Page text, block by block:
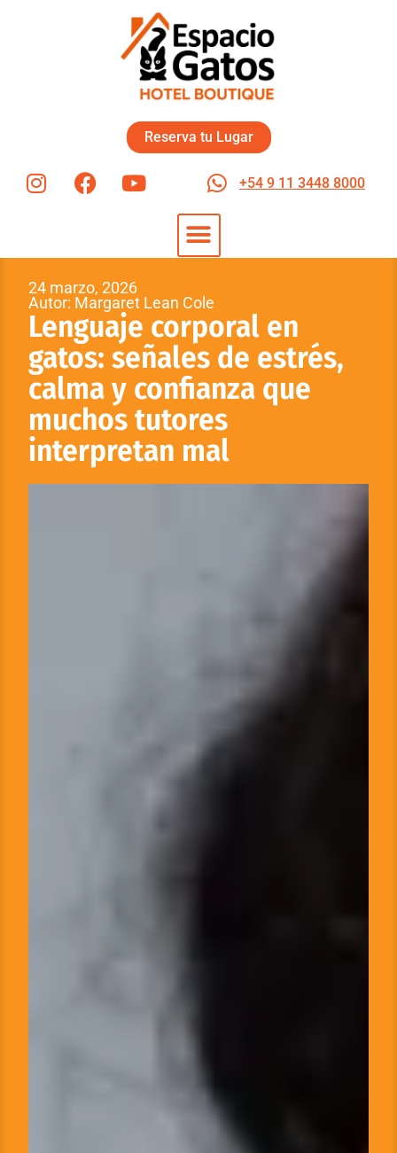
+54 9 11 3448 8000
Reserva tu Lugar
24 marzo, 2026
Autor: Margaret Lean Cole
Lenguaje corporal en
gatos: señales de estrés,
calma y confianza que
muchos tutores
interpretan mal